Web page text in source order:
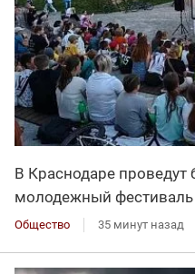
В Краснодаре проведут
молодежный фестиваль
Общество 35 минут назад